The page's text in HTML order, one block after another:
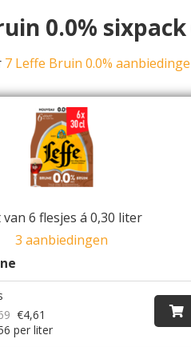
0.0%
7 Leffe Bruin 0.0%
van 6 flesjes á 0,30 liter
3 aanbiedingen
€4,61
per liter